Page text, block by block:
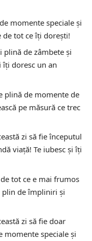
momente speciale și
de tot ce îți dorești!
plină de zâmbete și
îți doresc un an
plină de momente de
pe măsură ce trec
zi să fie începutul
viață! Te iubesc și îți
tot ce e mai frumos
plin de împliniri și
zi să fie doar
speciale și